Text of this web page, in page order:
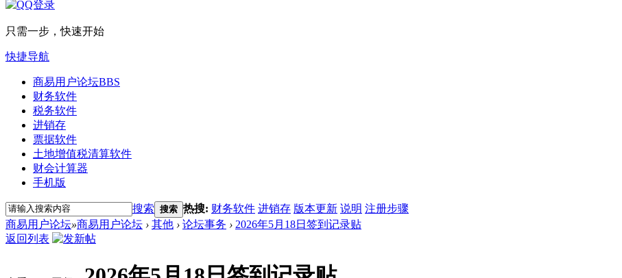
只需一步，快速开始
快捷导航
商易用户论坛BBS
财务软件
税务软件
进销存
票据软件
土地增值税清算软件
财会计算器
手机版
搜索 搜索 热搜: 财务软件 进销存 版本更新 说明 注册步骤
商易用户论坛»商易用户论坛 › 其他 › 论坛事务 › 2026年5月18日签到记录贴
返回列表